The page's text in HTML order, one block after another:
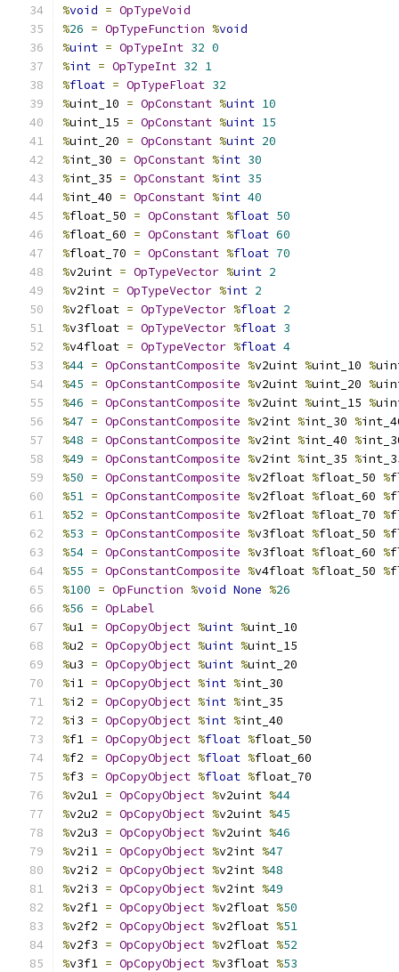
%void = OpTypeVoid
%26 = OpTypeFunction %void
%uint = OpTypeInt 32 0
%int = OpTypeInt 32 1
%float = OpTypeFloat 32
%uint_10 = OpConstant %uint 10
%uint_15 = OpConstant %uint 15
%uint_20 = OpConstant %uint 20
%int_30 = OpConstant %int 30
%int_35 = OpConstant %int 35
%int_40 = OpConstant %int 40
%float_50 = OpConstant %float 50
%float_60 = OpConstant %float 60
%float_70 = OpConstant %float 70
%v2uint = OpTypeVector %uint 2
%v2int = OpTypeVector %int 2
%v2float = OpTypeVector %float 2
%v3float = OpTypeVector %float 3
%v4float = OpTypeVector %float 4
%44 = OpConstantComposite %v2uint %uint_10 %
%45 = OpConstantComposite %v2uint %uint_20 %
%46 = OpConstantComposite %v2uint %uint_15 %
%47 = OpConstantComposite %v2int %int_30 %
%48 = OpConstantComposite %v2int %int_40 %
%49 = OpConstantComposite %v2int %int_35 %
%50 = OpConstantComposite %v2float %float_50 %
%51 = OpConstantComposite %v2float %float_60 %
%52 = OpConstantComposite %v2float %float_70 %
%53 = OpConstantComposite %v3float %float_50 %
%54 = OpConstantComposite %v3float %float_60 %
%55 = OpConstantComposite %v4float %float_50 %
%100 = OpFunction %void None %26
%56 = OpLabel
%u1 = OpCopyObject %uint %uint_10
%u2 = OpCopyObject %uint %uint_15
%u3 = OpCopyObject %uint %uint_20
%i1 = OpCopyObject %int %int_30
%i2 = OpCopyObject %int %int_35
%i3 = OpCopyObject %int %int_40
%f1 = OpCopyObject %float %float_50
%f2 = OpCopyObject %float %float_60
%f3 = OpCopyObject %float %float_70
%v2u1 = OpCopyObject %v2uint %44
%v2u2 = OpCopyObject %v2uint %45
%v2u3 = OpCopyObject %v2uint %46
%v2i1 = OpCopyObject %v2int %47
%v2i2 = OpCopyObject %v2int %48
%v2i3 = OpCopyObject %v2int %49
%v2f1 = OpCopyObject %v2float %50
%v2f2 = OpCopyObject %v2float %51
%v2f3 = OpCopyObject %v2float %52
%v3f1 = OpCopyObject %v3float %53